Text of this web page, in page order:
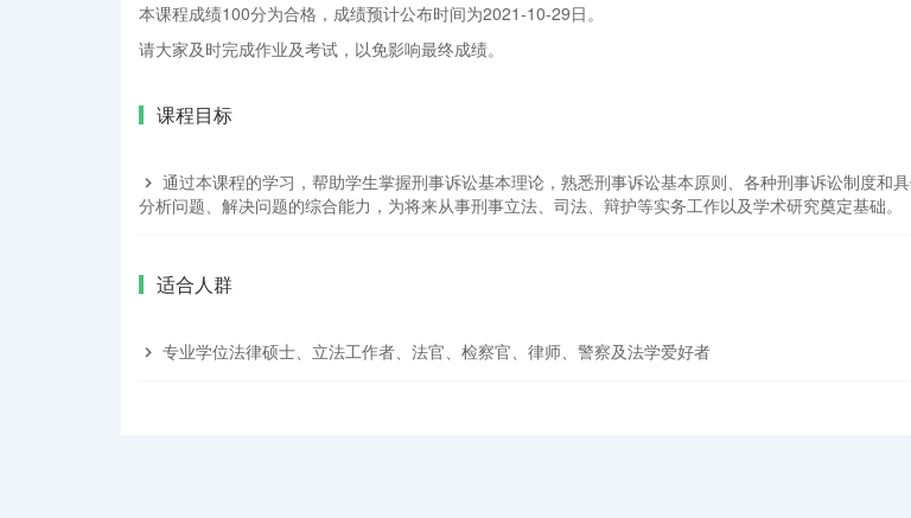
本课程成绩100分为合格，成绩预计公布时间为2021-10-29日。
请大家及时完成作业及考试，以免影响最终成绩。
课程目标
通过本课程的学习，帮助学生掌握刑事诉讼基本理论，熟悉刑事诉讼基本原则、各种刑事诉讼制度和
分析问题、解决问题的综合能力，为将来从事刑事立法、司法、辩护等实务工作以及学术研究奠定基础。
适合人群
专业学位法律硕士、立法工作者、法官、检察官、律师、警察及法学爱好者